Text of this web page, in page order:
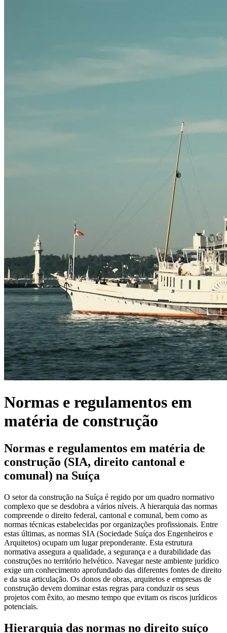
Normas e regulamentos em
matéria de construção
Normas e regulamentos em matéria de
construção (SIA, direito cantonal e
comunal) na Suíça
O setor da construção na Suíça é regido por um quadro normativo
complexo que se desdobra a vários níveis. A hierarquia das normas
compreende o direito federal, cantonal e comunal, bem como as
normas técnicas estabelecidas por organizações profissionais. Entre
estas últimas, as normas SIA (Sociedade Suíça dos Engenheiros e
Arquitetos) ocupam um lugar preponderante. Esta estrutura
normativa assegura a qualidade, a segurança e a durabilidade das
construções no território helvético. Navegar neste ambiente jurídico
exige um conhecimento aprofundado das diferentes fontes de direito
e da sua articulação. Os donos de obras, arquitetos e empresas de
construção devem dominar estas regras para conduzir os seus
projetos com êxito, ao mesmo tempo que evitam os riscos jurídicos
potenciais.
Hierarquia das normas no direito suíço